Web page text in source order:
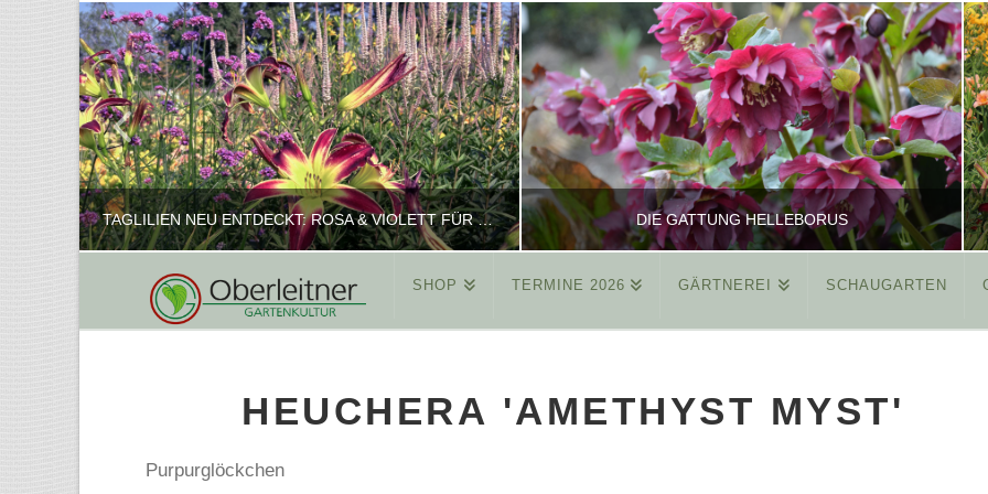
TAGLILIEN NEU ENTDECKT: ROSA & VIOLETT FÜR ROMANTISCHE PFLANZKOMBINATIONEN
REINHARD
FEBRUAR 16, 2025
DIE GATTUNG HELLEBORUS
REINHARD
MÄRZ 26, 2015
SHOP TERMINE 2026 GÄRTNEREI SCHAUGARTEN
HEUCHERA 'AMETHYST MYST'
Purpurglöckchen